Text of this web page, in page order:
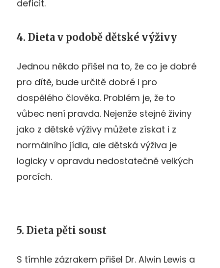
deficit.
4. Dieta v podobě dětské výživy
Jednou někdo přišel na to, že co je dobré
pro dítě, bude určitě dobré i pro
dospělého člověka. Problém je, že to
vůbec není pravda. Nejenže stejné živiny
jako z dětské výživy můžete získat i z
normálního jídla, ale dětská výživa je
logicky v opravdu nedostatečně velkých
porcích.
5. Dieta pěti soust
S tímhle zázrakem přišel Dr. Alwin Lewis a